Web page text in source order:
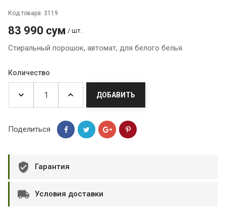
Код товара: 3119
83 990 сум / шт.
Стиральный порошок, автомат, для белого белья.
Количество
ДОБАВИТЬ
Поделиться
Гарантия
Условия доставки